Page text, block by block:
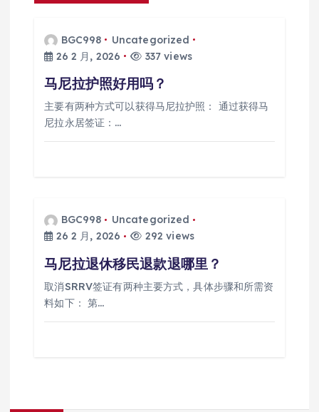
BGC998
Uncategorized
26 2 月, 2026
337 views
马尼拉护照好用吗？
主要有两种方式可以获得马尼拉护照： 通过获得马
尼拉永居签证：…
BGC998
Uncategorized
26 2 月, 2026
292 views
马尼拉退休移民退款退哪里？
取消SRRV签证有两种主要方式，具体步骤和所需资
料如下： 第…